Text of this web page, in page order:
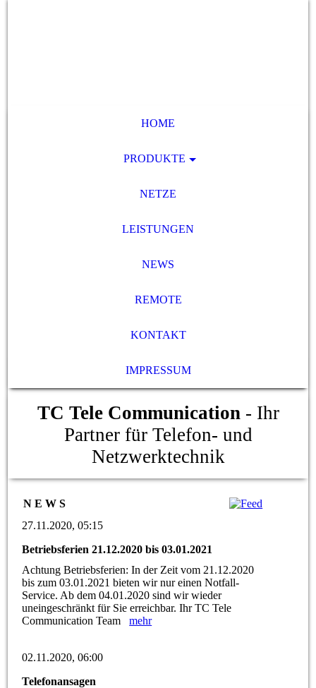
HOME
PRODUKTE
NETZE
LEISTUNGEN
NEWS
REMOTE
KONTAKT
IMPRESSUM
TC Tele Communication - Ihr
Partner für Telefon- und
Netzwerktechnik
N E W S
27.11.2020, 05:15
Betriebsferien 21.12.2020 bis 03.01.2021
Achtung Betriebsferien: In der Zeit vom 21.12.2020
bis zum 03.01.2021 bieten wir nur einen Notfall-
Service. Ab dem 04.01.2020 sind wir wieder
uneingeschränkt für Sie erreichbar. Ihr TC Tele
Communication Teammehr
02.11.2020, 06:00
Telefonansagen